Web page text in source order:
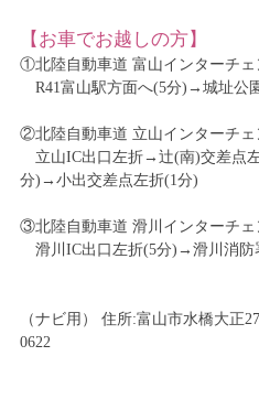
【お車でお越しの方】
①北陸自動車道 富山インターチェ
R41富山駅方面へ(5分)→城址公
②北陸自動車道 立山インターチェ
立山IC出口左折→辻(南)交差点
分)→小出交差点左折(1分)
③北陸自動車道 滑川インターチェ
滑川IC出口左折(5分)→滑川消防
（ナビ用） 住所:富山市水橋大
0622